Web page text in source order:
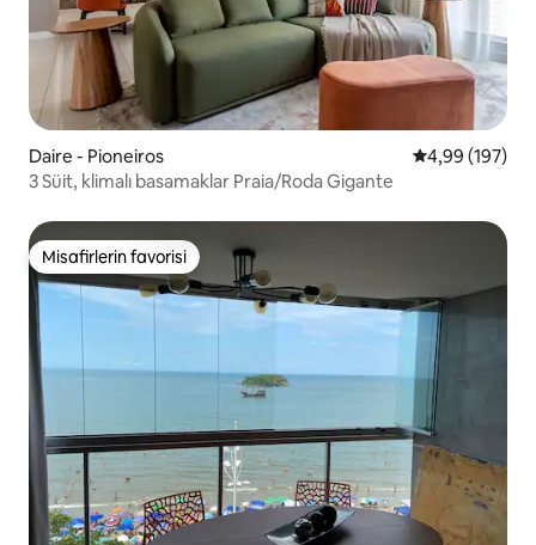
Daire - Pioneiros 5 üzerinden
4,99 (197)
3 Süit, klimalı basamaklar Praia/Roda Gigante
Misafirlerin favorisi
Misafirlerin favorisi